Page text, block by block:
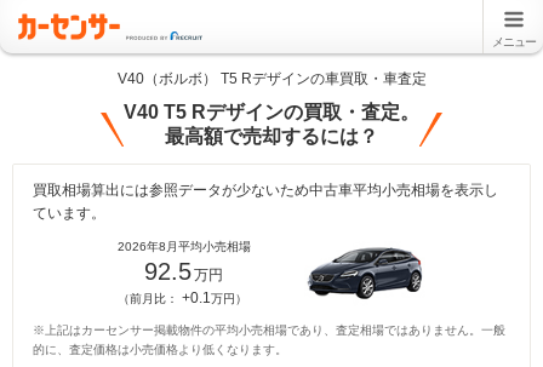
メニュー
V40（ボルボ） T5 Rデザインの車買取・車査定
V40 T5 Rデザインの買取・査定。
最高額で売却するには？
買取相場算出には参照データが少ないため中古車平均小売相場を表示し
ています。
2026年8月平均小売相場
92.5万円
（前月比： +0.1万円）
※上記はカーセンサー掲載物件の平均小売相場であり、査定相場ではありません。一般
的に、査定価格は小売価格より低くなります。